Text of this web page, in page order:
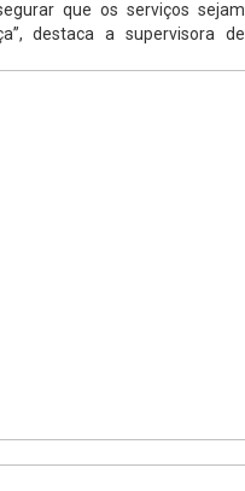
que os serviços sejam
destaca a supervisora de